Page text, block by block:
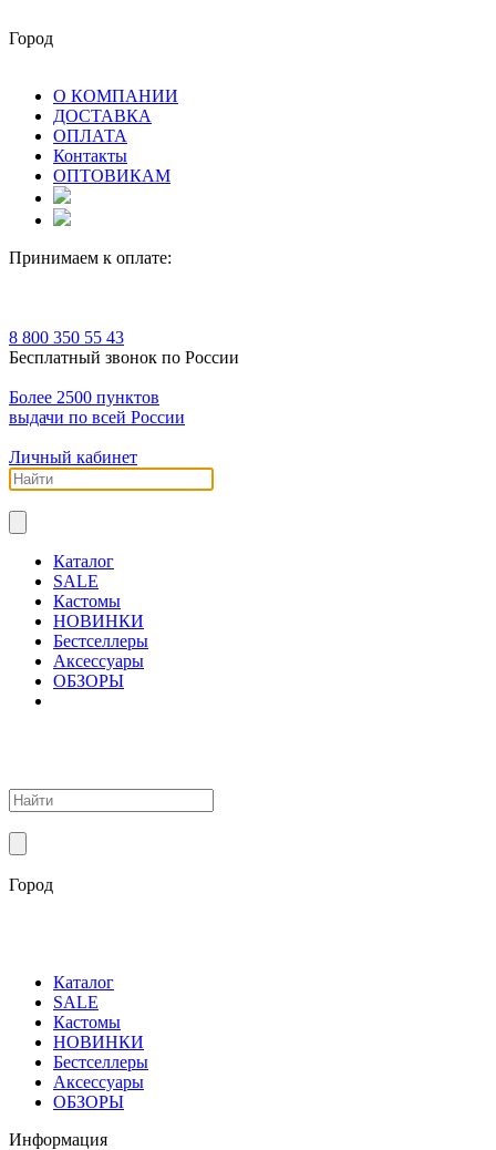
Город
О КОМПАНИИ
ДОСТАВКА
ОПЛАТА
Контакты
ОПТОВИКАМ
Принимаем к оплате:
8 800 350 55 43
Бесплатный звонок по России
Более 2500 пунктов
выдачи по всей России
Личный кабинет
Каталог
SALE
Кастомы
НОВИНКИ
Бестселлеры
Аксессуары
ОБЗОРЫ
Город
Каталог
SALE
Кастомы
НОВИНКИ
Бестселлеры
Аксессуары
ОБЗОРЫ
Информация